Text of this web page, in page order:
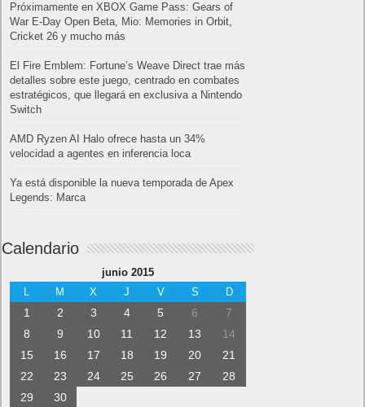
Próximamente en XBOX Game Pass: Gears of
War E-Day Open Beta, Mio: Memories in Orbit,
Cricket 26 y mucho más
El Fire Emblem: Fortune’s Weave Direct trae más
detalles sobre este juego, centrado en combates
estratégicos, que llegará en exclusiva a Nintendo
Switch
AMD Ryzen AI Halo ofrece hasta un 34%
velocidad a agentes en inferencia loca
Ya está disponible la nueva temporada de Apex
Legends: Marca
Calendario
junio 2015
L
M X J V S D
1 2 3 4 5 6
7
8
9 10 11 12 13
14
15
16 17 18 19 20
21
22
23 24 25 26 27
28
29
30